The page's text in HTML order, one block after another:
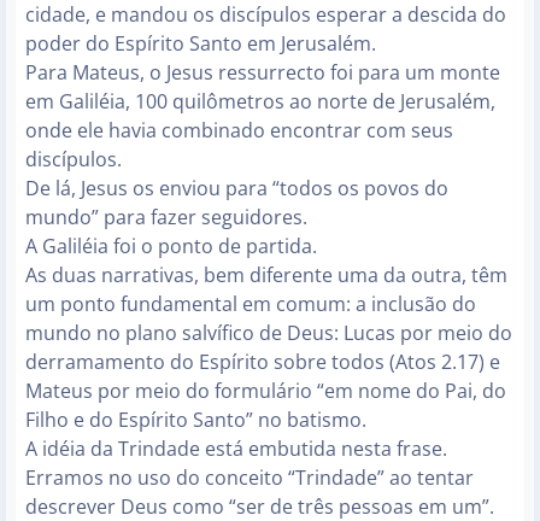
cidade, e mandou os discípulos esperar a descida do
poder do Espírito Santo em Jerusalém.
Para Mateus, o Jesus ressurrecto foi para um monte
em Galiléia, 100 quilômetros ao norte de Jerusalém,
onde ele havia combinado encontrar com seus
discípulos.
De lá, Jesus os enviou para “todos os povos do
mundo” para fazer seguidores.
A Galiléia foi o ponto de partida.
As duas narrativas, bem diferente uma da outra, têm
um ponto fundamental em comum: a inclusão do
mundo no plano salvífico de Deus: Lucas por meio do
derramamento do Espírito sobre todos (Atos 2.17) e
Mateus por meio do formulário “em nome do Pai, do
Filho e do Espírito Santo” no batismo.
A idéia da Trindade está embutida nesta frase.
Erramos no uso do conceito “Trindade” ao tentar
descrever Deus como “ser de três pessoas em um”.